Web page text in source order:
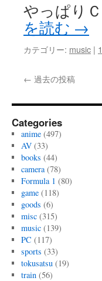
やっぱり
を読む →
カテゴリー: music |
← 過去の投稿
Categories
anime(497)
AV(33)
books (44)
camera(78)
Formula 1 (80)
game(118)
goods (6)
misc(315)
music(139)
PC (117)
sports (33)
tokusatsu(19)
train(56)